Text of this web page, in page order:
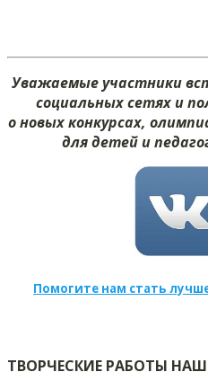
Уважаемые участники
социальных сетях и
о новых конкурсах,
для детей и
Помогите нам стать
ТВОРЧЕСКИЕ РАБОТЫ